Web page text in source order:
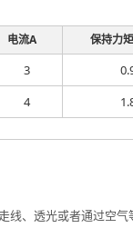
电流A 保持力
3
4
线、透光或者通过空